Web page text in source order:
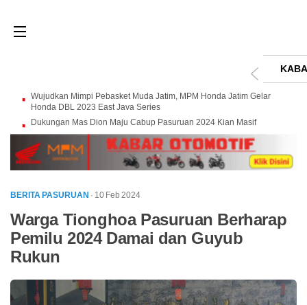
Wujudkan Mimpi Pebasket Muda Jatim, MPM Honda Jatim Gelar
Honda DBL 2023 East Java Series
Dukungan Mas Dion Maju Cabup Pasuruan 2024 Kian Masif
BERITA PASURUAN · 10 Feb 2024
Warga Tionghoa Pasuruan Berharap
Pemilu 2024 Damai dan Guyub
Rukun